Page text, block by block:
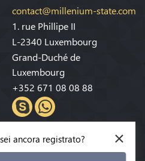
contact@millenium-state.com
1. rue Phillipe II
L-2340 Luxembourg
Grand-Duché de
Luxembourg
+352 671 08 08 88
×
ancora registrato?